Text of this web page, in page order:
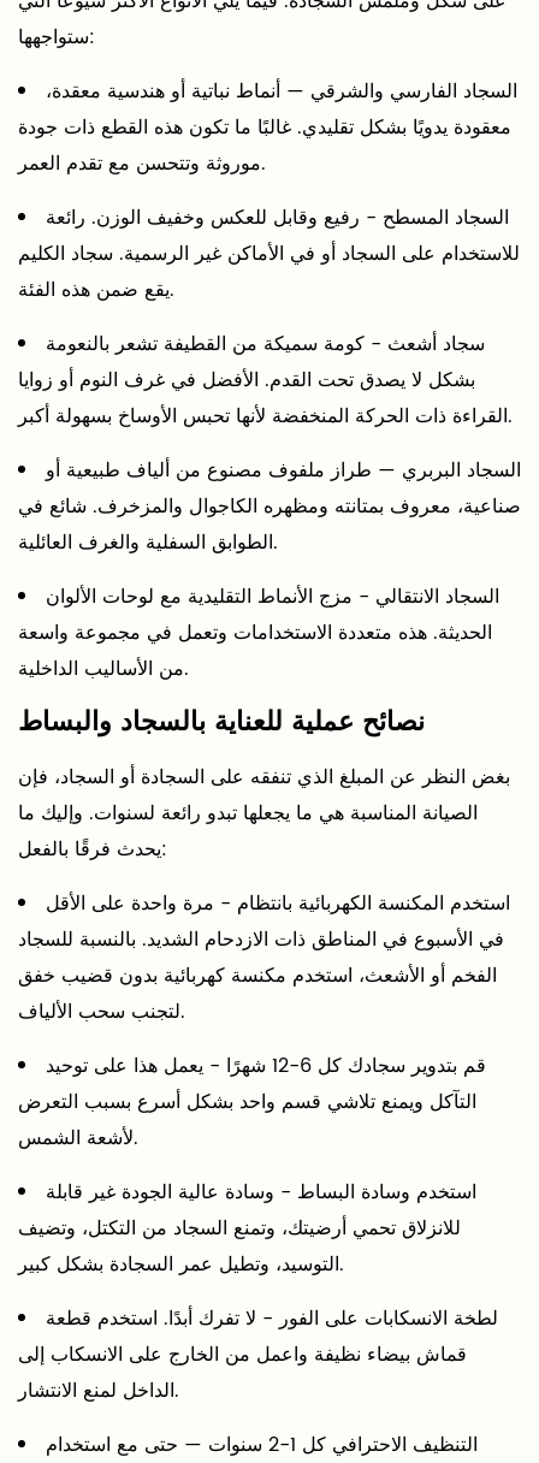
ستواجهها:
السجاد الفارسي والشرقي — أنماط نباتية أو هندسية معقدة،
معقودة يدويًا بشكل تقليدي. غالبًا ما تكون هذه القطع ذات جودة
موروثة وتتحسن مع تقدم العمر.
السجاد المسطح - رفيع وقابل للعكس وخفيف الوزن. رائعة
للاستخدام على السجاد أو في الأماكن غير الرسمية. سجاد الكليم
يقع ضمن هذه الفئة.
سجاد أشعث - كومة سميكة من القطيفة تشعر بالنعومة
بشكل لا يصدق تحت القدم. الأفضل في غرف النوم أو زوايا
القراءة ذات الحركة المنخفضة لأنها تحبس الأوساخ بسهولة أكبر.
السجاد البربري — طراز ملفوف مصنوع من ألياف طبيعية أو
صناعية، معروف بمتانته ومظهره الكاجوال والمزخرف. شائع في
الطوابق السفلية والغرف العائلية.
السجاد الانتقالي - مزج الأنماط التقليدية مع لوحات الألوان
الحديثة. هذه متعددة الاستخدامات وتعمل في مجموعة واسعة
من الأساليب الداخلية.
نصائح عملية للعناية بالسجاد والبساط
بغض النظر عن المبلغ الذي تنفقه على السجادة أو السجاد، فإن
الصيانة المناسبة هي ما يجعلها تبدو رائعة لسنوات. وإليك ما
يحدث فرقًا بالفعل:
استخدم المكنسة الكهربائية بانتظام - مرة واحدة على الأقل
في الأسبوع في المناطق ذات الازدحام الشديد. بالنسبة للسجاد
الفخم أو الأشعث، استخدم مكنسة كهربائية بدون قضيب خفق
لتجنب سحب الألياف.
قم بتدوير سجادك كل 6-12 شهرًا
- يعمل هذا على توحيد
التآكل ويمنع تلاشي قسم واحد بشكل أسرع بسبب التعرض
لأشعة الشمس.
استخدم وسادة البساط - وسادة عالية الجودة غير قابلة
للانزلاق تحمي أرضيتك، وتمنع السجاد من التكتل، وتضيف
التوسيد، وتطيل عمر السجادة بشكل كبير.
لطخة الانسكابات على الفور - لا تفرك أبدًا. استخدم قطعة
قماش بيضاء نظيفة واعمل من الخارج على الانسكاب إلى
الداخل لمنع الانتشار.
التنظيف الاحترافي كل 1-2 سنوات
— حتى مع استخدام